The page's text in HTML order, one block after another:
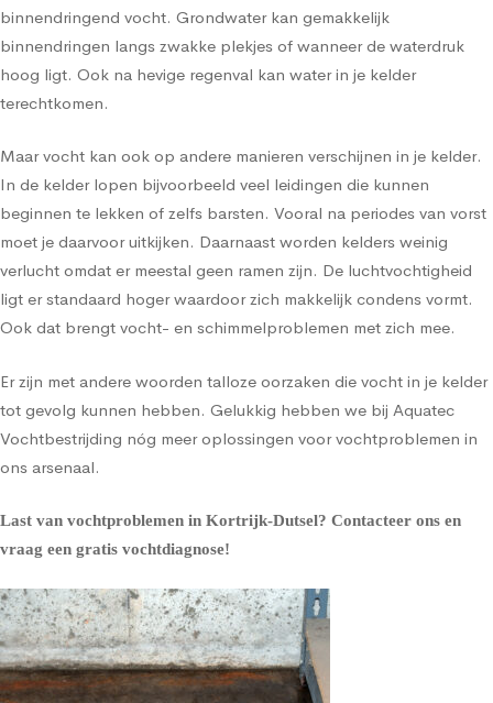
binnendringend vocht. Grondwater kan gemakkelijk
binnendringen langs zwakke plekjes of wanneer de waterdruk
hoog ligt. Ook na hevige regenval kan water in je kelder
terechtkomen.
Maar vocht kan ook op andere manieren verschijnen in je kelder.
In de kelder lopen bijvoorbeeld veel leidingen die kunnen
beginnen te lekken of zelfs barsten. Vooral na periodes van vorst
moet je daarvoor uitkijken. Daarnaast worden kelders weinig
verlucht omdat er meestal geen ramen zijn. De luchtvochtigheid
ligt er standaard hoger waardoor zich makkelijk condens vormt.
Ook dat brengt vocht- en schimmelproblemen met zich mee.
Er zijn met andere woorden talloze oorzaken die vocht in je kelder
tot gevolg kunnen hebben. Gelukkig hebben we bij Aquatec
Vochtbestrijding nóg meer oplossingen voor vochtproblemen in
ons arsenaal.
Last van vochtproblemen in Kortrijk-Dutsel? Contacteer ons en
vraag een gratis vochtdiagnose!